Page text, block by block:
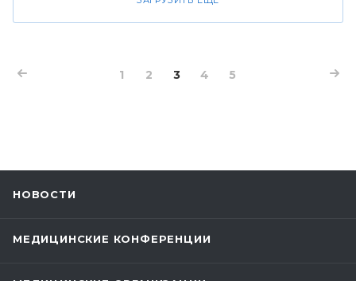
1 2 3 4 5
НОВОСТИ
МЕДИЦИНСКИЕ КОНФЕРЕНЦИИ